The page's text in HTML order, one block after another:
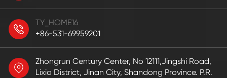
TY_HOME16
+86-531-69959201
Zhongrun Century Center, No 12111,Jingshi Road,
Lixia District, Jinan City, Shandong Province. P.R.